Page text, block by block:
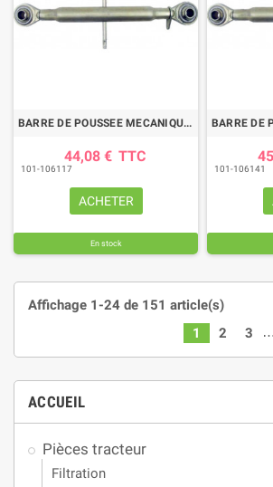
ACCUEIL
Pièces tracteur
Filtration
BARRE DE POUSSEE MECANIQUE ROTULE-ROTULE LG 580-820 CAT2
44,08 € TTC
101-106117
ACHETER
En stock
101-106141
Affichage 1-24 de 151 article(s)
1
2 3 …